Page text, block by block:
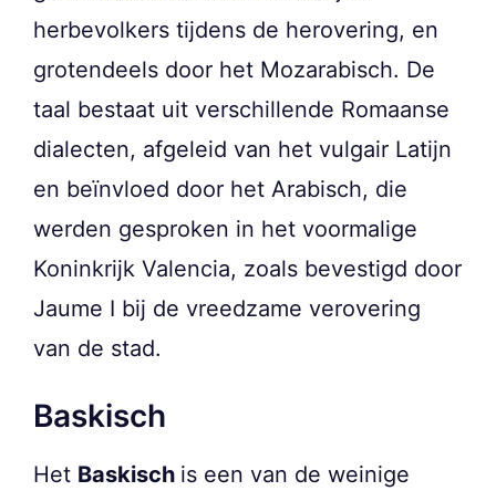
herbevolkers tijdens de herovering, en
grotendeels door het Mozarabisch. De
taal bestaat uit verschillende Romaanse
dialecten, afgeleid van het vulgair Latijn
en beïnvloed door het Arabisch, die
werden gesproken in het voormalige
Koninkrijk Valencia, zoals bevestigd door
Jaume I bij de vreedzame verovering
van de stad.
Baskisch
Het Baskisch is een van de weinige